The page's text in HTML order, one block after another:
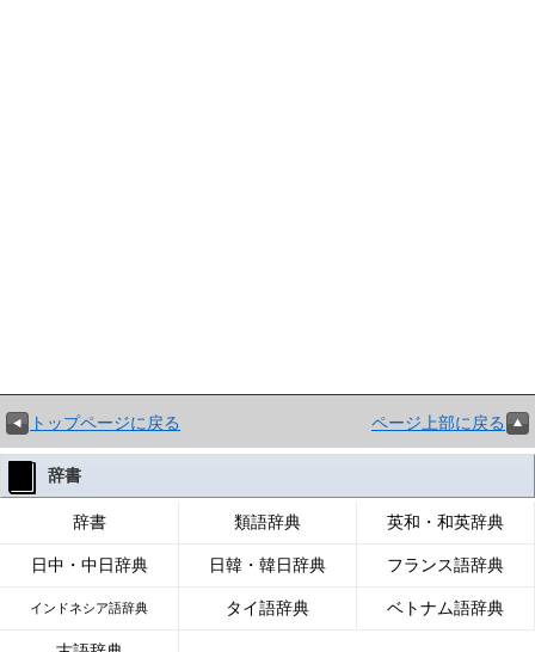
トップページに戻る ページ上部に戻る
辞書
辞書 類語辞典 英和・和英辞典
日中・中日辞典 日韓・韓日辞典 フランス語辞典
インドネシア語辞典 タイ語辞典 ベトナム語辞典